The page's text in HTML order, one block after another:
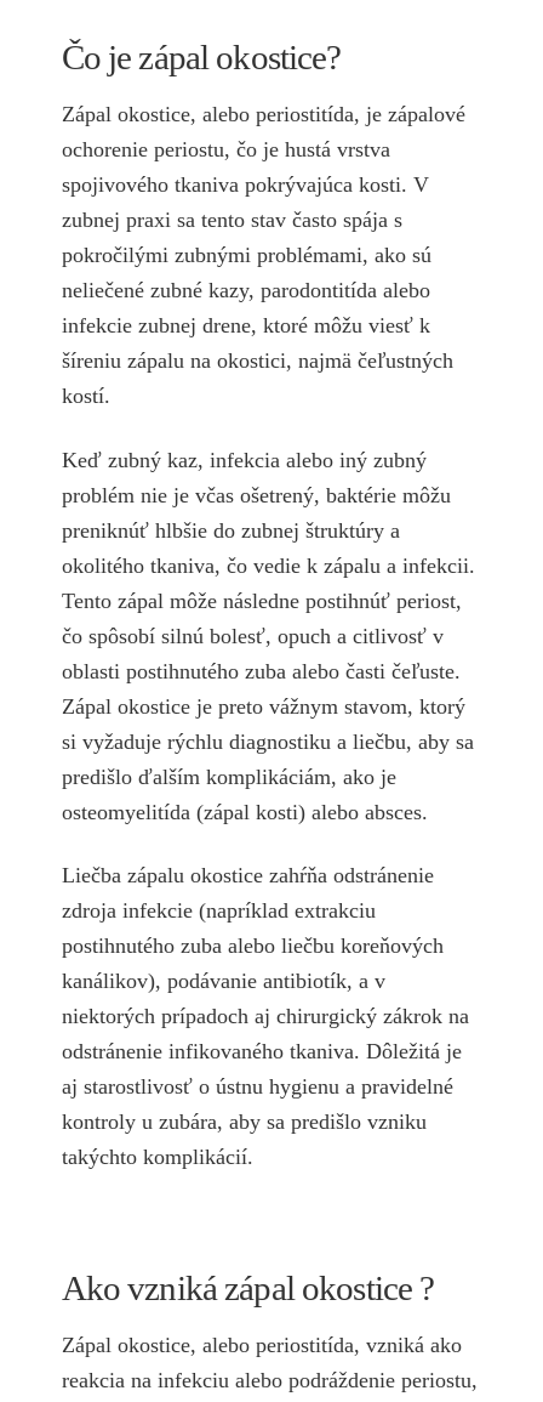
Čo je zápal okostice?
Zápal okostice, alebo periostitída, je zápalové
ochorenie periostu, čo je hustá vrstva
spojivového tkaniva pokrývajúca kosti. V
zubnej praxi sa tento stav často spája s
pokročilými zubnými problémami, ako sú
neliečené zubné kazy, parodontitída alebo
infekcie zubnej drene, ktoré môžu viesť k
šíreniu zápalu na okostici, najmä čeľustných
kostí.
Keď zubný kaz, infekcia alebo iný zubný
problém nie je včas ošetrený, baktérie môžu
preniknúť hlbšie do zubnej štruktúry a
okolitého tkaniva, čo vedie k zápalu a infekcii.
Tento zápal môže následne postihnúť periost,
čo spôsobí silnú bolesť, opuch a citlivosť v
oblasti postihnutého zuba alebo časti čeľuste.
Zápal okostice je preto vážnym stavom, ktorý
si vyžaduje rýchlu diagnostiku a liečbu, aby sa
predišlo ďalším komplikáciám, ako je
osteomyelitída (zápal kosti) alebo absces.
Liečba zápalu okostice zahŕňa odstránenie
zdroja infekcie (napríklad extrakciu
postihnutého zuba alebo liečbu koreňových
kanálikov), podávanie antibiotík, a v
niektorých prípadoch aj chirurgický zákrok na
odstránenie infikovaného tkaniva. Dôležitá je
aj starostlivosť o ústnu hygienu a pravidelné
kontroly u zubára, aby sa predišlo vzniku
takýchto komplikácií.
Ako vzniká zápal okostice ?
Zápal okostice, alebo periostitída, vzniká ako
reakcia na infekciu alebo podráždenie periostu,